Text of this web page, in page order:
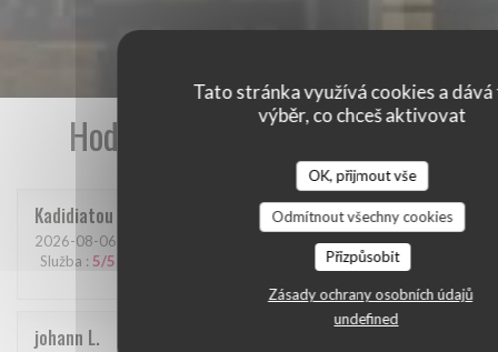
Tato stránka využívá cookies a dává
výběr, co chceš aktivovat
OK, přijmout vše
Odmítnout všechny cookies
Přizpůsobit
Zásady ochrany osobních údajů
undefined
Hodnocení našich zákazníků
Kadidiatou
2026-08-06
Služba : 5/5 Kvalita / Cena
johann L